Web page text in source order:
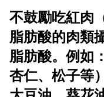
不鼓勵吃紅肉
脂肪酸的肉類
脂肪酸。例如
杏仁、松子等